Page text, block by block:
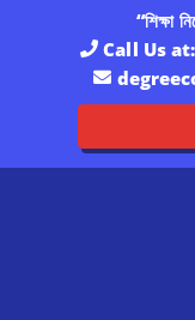
“শিক্ষা
Call Us